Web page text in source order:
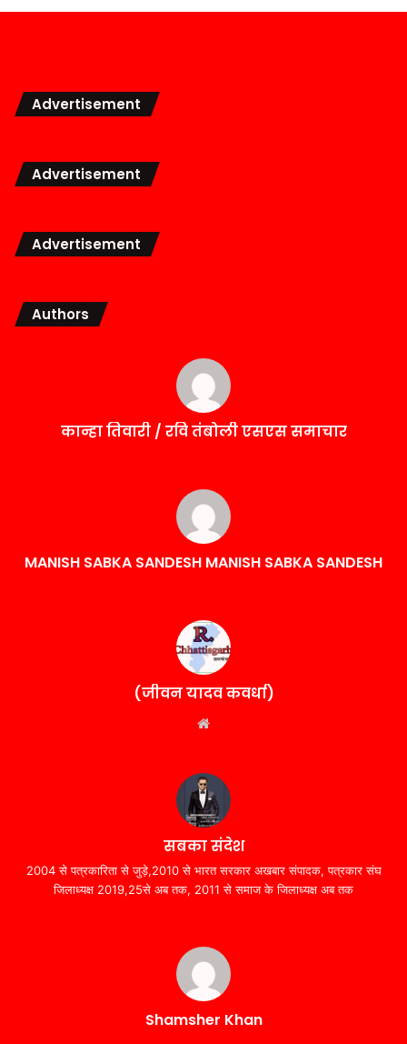
Advertisement
Advertisement
Advertisement
Authors
कान्हा तिवारी / रवि तंबोली एसएस समाचार
MANISH SABKA SANDESH MANISH SABKA SANDESH
(जीवन यादव कवर्धा)
सबका संदेश
2004 से पत्रकारिता से जुड़े,2010 से भारत सरकार अखबार संपादक, पत्रकार संघ
जिलाध्यक्ष 2019,25से अब तक, 2011 से समाज के जिलाध्यक्ष अब तक
Shamsher Khan